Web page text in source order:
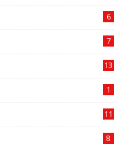
6
7
13
1
11
8